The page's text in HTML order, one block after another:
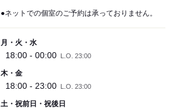
●ネットでの個室のご予約は承っておりません。
月・火・水
18:00 - 00:00 L.O. 23:00
木・金
18:00 - 23:00 L.O. 23:00
土・祝前日・祝後日